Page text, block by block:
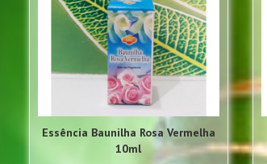
Essência Baunilha Rosa Vermelha
10ml